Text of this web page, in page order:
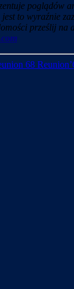
poglądów
to wyraźnie
prześlij na
68